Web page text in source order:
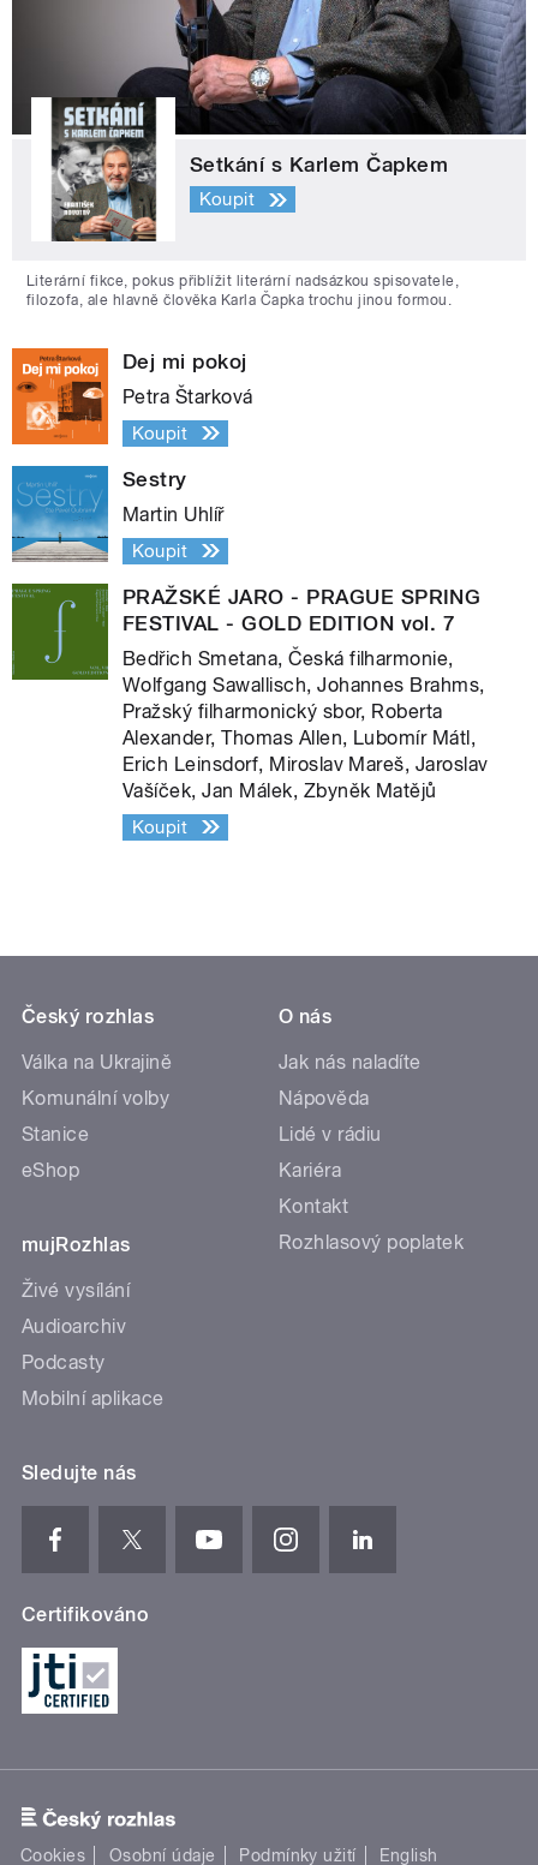
Setkání s Karlem Čapkem
Koupit
Literární fikce, pokus přiblížit literární nadsázkou spisovatele,
filozofa, ale hlavně člověka Karla Čapka trochu jinou formou.
Dej mi pokoj
Petra Štarková
Koupit
Sestry
Martin Uhlíř
Koupit
PRAŽSKÉ JARO - PRAGUE SPRING
FESTIVAL - GOLD EDITION vol. 7
Bedřich Smetana, Česká filharmonie,
Wolfgang Sawallisch, Johannes Brahms,
Pražský filharmonický sbor, Roberta
Alexander, Thomas Allen, Lubomír Mátl,
Erich Leinsdorf, Miroslav Mareš, Jaroslav
Vašíček, Jan Málek, Zbyněk Matějů
Koupit
Český rozhlas
Válka na Ukrajině
Komunální volby
Stanice
eShop
mujRozhlas
Živé vysílání
Audioarchiv
Podcasty
Mobilní aplikace
O nás
Jak nás naladíte
Nápověda
Lidé v rádiu
Kariéra
Kontakt
Rozhlasový poplatek
Sledujte nás
Certifikováno
Cookies Osobní údaje Podmínky užití English